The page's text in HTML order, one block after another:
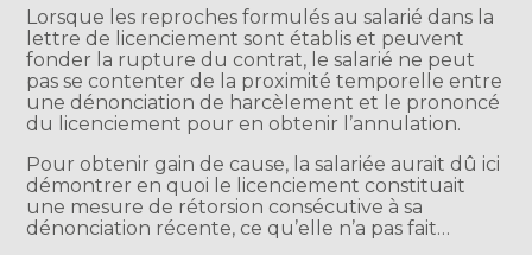
Lorsque les reproches formulés au salarié dans la
lettre de licenciement sont établis et peuvent
fonder la rupture du contrat, le salarié ne peut
pas se contenter de la proximité temporelle entre
une dénonciation de harcèlement et le prononcé
du licenciement pour en obtenir l’annulation.
Pour obtenir gain de cause, la salariée aurait dû ici
démontrer en quoi le licenciement constituait
une mesure de rétorsion consécutive à sa
dénonciation récente, ce qu’elle n’a pas fait…